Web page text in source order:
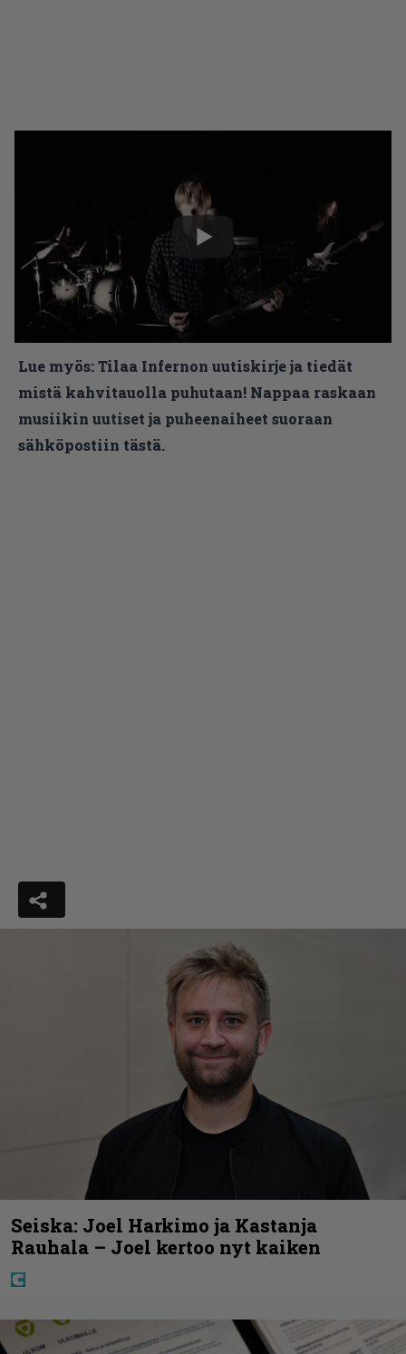
Lue myös:Tilaa Infernon uutiskirje ja tiedät
mistä kahvitauolla puhutaan! Nappaa raskaan
musiikin uutiset ja puheenaiheet suoraan
sähköpostiin tästä.
Seiska: Joel Harkimo ja Kastanja
Rauhala – Joel kertoo nyt kaiken